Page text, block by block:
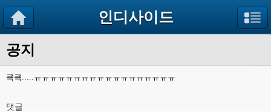
인디사이드
공지
큭큭.....ㅠㅠㅠㅠㅠㅠㅠㅠㅠㅠㅠㅠㅠㅠㅠㅠㅠㅠ
댓글